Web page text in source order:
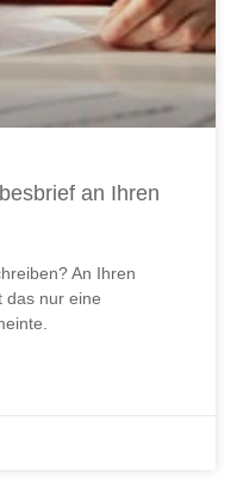
an Ihren
An Ihren
das nur eine